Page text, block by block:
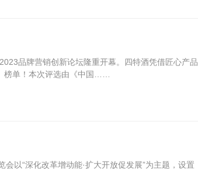
品牌营销创新论坛隆重开幕。四特酒凭借匠心产品
榜单！本次评选由《中国……
以“深化改革增动能·扩大开放促发展”为主题，设置